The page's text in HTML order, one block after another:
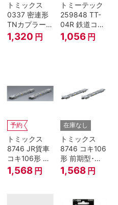
トミックス
0337 密連形
TNカプラー
(6個入・SPタ
イプ)
1,320 円
トミーテック
259848 TT-
04R 鉄道コレ
クション
1,056 円
予約
トミックス
8746 JR貨車
コキ106形 前
期型･新塗装･
コンテナな
1,568 円
在庫なし
トミックス
8746 コキ106
形 前期型･新
塗装･コンテ
ナなし･2両セ
1,568 円